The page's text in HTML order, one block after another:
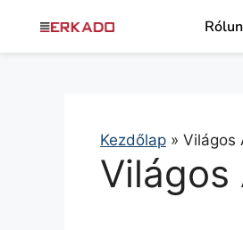
Kezdőlap » Világos
Világos